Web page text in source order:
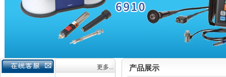
产品目录 更多... 产品展示